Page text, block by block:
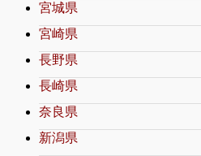
宮城県
宮崎県
長野県
長崎県
奈良県
新潟県